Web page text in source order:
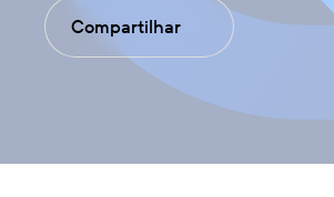
Compartilhar